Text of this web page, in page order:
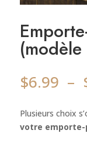
$6.99 –
Plusieurs choix
votre emporte-